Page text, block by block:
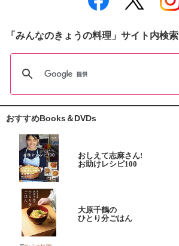
「みんなのきょうの料理」サイト内検索
おすすめBooks＆DVDs
おしえて志麻さん!
お助けレシピ100
大原千鶴の
ひとり分ごはん